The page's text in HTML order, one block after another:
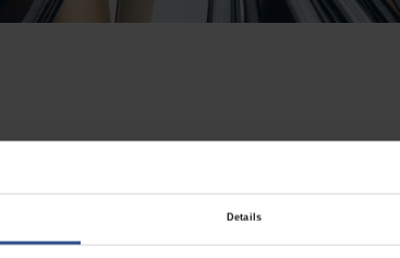
Details
Ihrer Mitarbeiter ermitteln und steigern? Sie
wir Methoden des Mystery Shopping ein. Dazu zählen